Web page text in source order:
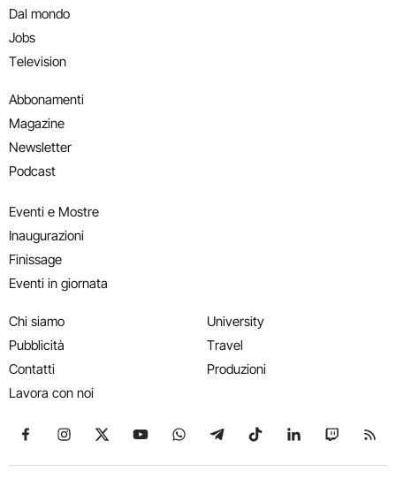
Dal mondo
Jobs
Television
Abbonamenti
Magazine
Newsletter
Podcast
Eventi e Mostre
Inaugurazioni
Finissage
Eventi in giornata
Chi siamo
Pubblicità
Contatti
Lavora con noi
University
Travel
Produzioni
Seguici su Facebook
Seguici su Instagram
Seguici su X
Seguici su YouTube
Seguici su WhatsApp
Seguici su Telegram
Seguici su TikTok
Seguici su
Seguici